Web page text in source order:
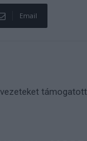
Email